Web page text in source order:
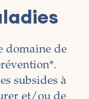
domaine de
subsides à
et/ou de